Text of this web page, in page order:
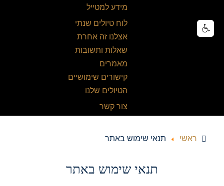
מידע למטייל
לוח טיולים שנתי
אצלנו זה אחרת
שאלות ותשובות
מאמרים
קישורים שימושיים
הטיולים שלנו
צור קשר
ראשי תנאי שימוש באתר
תנאי שימוש באתר